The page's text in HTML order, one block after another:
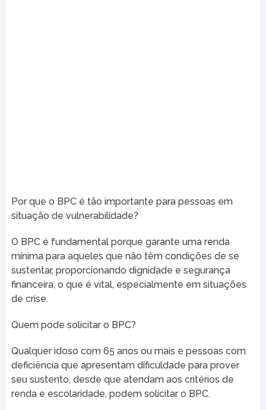
Por que o BPC é tão importante para pessoas em
situação de vulnerabilidade?
O BPC é fundamental porque garante uma renda
mínima para aqueles que não têm condições de se
sustentar, proporcionando dignidade e segurança
financeira, o que é vital, especialmente em situações
de crise.
Quem pode solicitar o BPC?
Qualquer idoso com 65 anos ou mais e pessoas com
deficiência que apresentam dificuldade para prover
seu sustento, desde que atendam aos critérios de
renda e escolaridade, podem solicitar o BPC.